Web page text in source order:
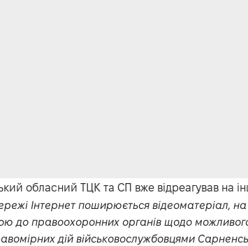
обласний ТЦК та СП вже відреагував на
Інтернет поширюється відеоматеріал,
до правоохоронних органів щодо
дій військовослужбовцями